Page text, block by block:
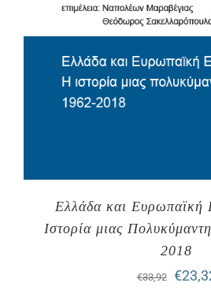
Ελλάδα και Ευρωπαϊκή
Ιστορία μιας
2018
€33,92 €